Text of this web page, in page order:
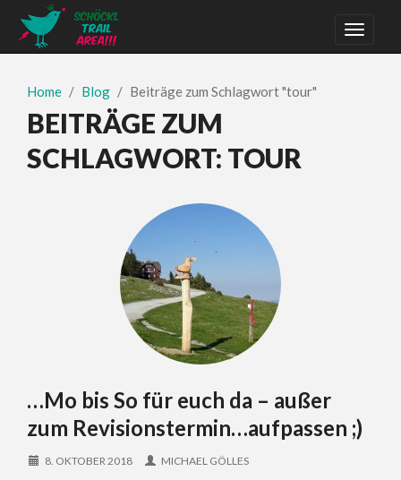
Home Blog Beiträge zum Schlagwort "tour"
BEITRÄGE ZUM
SCHLAGWORT: TOUR
…Mo bis So für euch da – außer
zum Revisionstermin…aufpassen ;)
8. OKTOBER 2018 MICHAEL GÖLLES